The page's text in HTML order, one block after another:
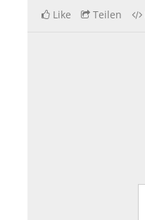
Like Teilen